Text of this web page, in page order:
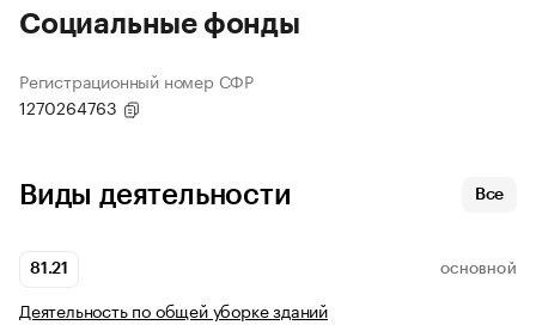
Социальные фонды
Регистрационный номер СФР
1270264763
Виды деятельности Все
81.21 ОСНОВНОЙ
Деятельность по общей уборке зданий